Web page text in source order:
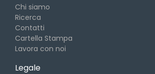
Chi siamo
Ricerca
Contatti
Cartella Stampa
Lavora con noi
Legale